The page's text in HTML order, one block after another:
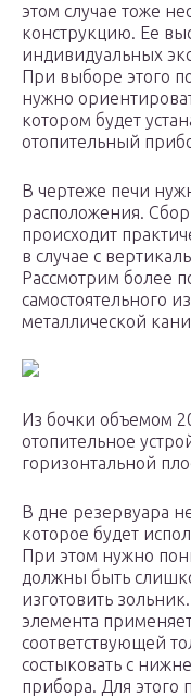
этом случае тоже
конструкцию. Ее
индивидуальных
При выборе этого
нужно
котором будет
отопительный
В чертеже печи
расположения.
происходит
в случае с
Рассмотрим более
самостоятельного
металлической
Из бочки объемом
отопительное
горизонтальной
В дне резервуара
которое будет
При этом нужно
должны быть
изготовить
элемента
соответствующей
состыковать с
прибора. Для этого